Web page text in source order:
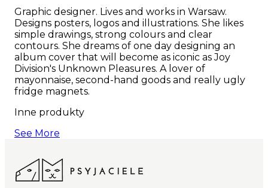
Graphic designer. Lives and works in Warsaw.
Designs posters, logos and illustrations. She likes
simple drawings, strong colours and clear
contours. She dreams of one day designing an
album cover that will become as iconic as Joy
Division's Unknown Pleasures. A lover of
mayonnaise, second-hand goods and really ugly
fridge magnets.
Inne produkty
See More